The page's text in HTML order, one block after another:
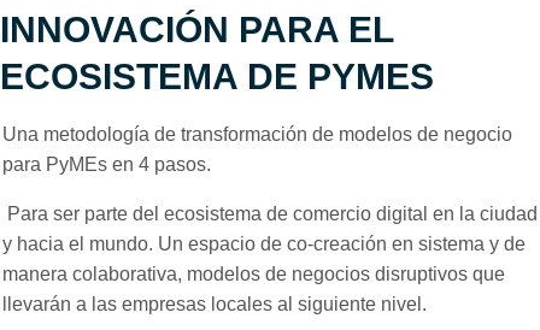
INNOVACIÓN PARA EL
ECOSISTEMA DE PYMES
Una metodología de transformación de modelos de negocio
para PyMEs en 4 pasos.
Para ser parte del ecosistema de comercio digital en la ciudad
y hacia el mundo. Un espacio de co-creación en sistema y de
manera colaborativa, modelos de negocios disruptivos que
llevarán a las empresas locales al siguiente nivel.